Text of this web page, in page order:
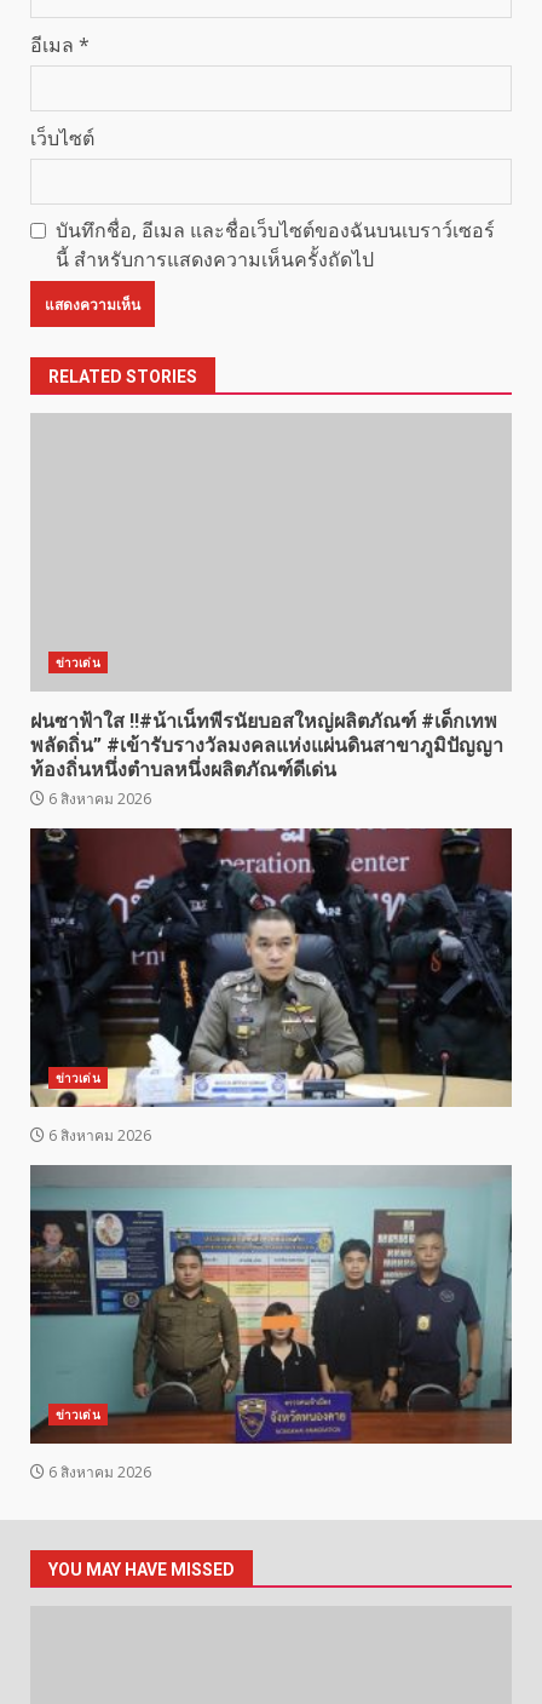
อีเมล *
เว็บไซต์
บันทึกชื่อ, อีเมล และชื่อเว็บไซต์ของฉันบนเบราว์เซอร์
นี้ สำหรับการแสดงความเห็นครั้งถัดไป
RELATED STORIES
ข่าวเด่น
ฝนซาฟ้าใส !!#น้าเน็ทพีรนัยบอสใหญ่ผลิตภัณฑ์ #เด็กเทพ
พลัดถิ่น” #เข้ารับรางวัลมงคลแห่งแผ่นดินสาขาภูมิปัญญา
ท้องถิ่นหนึ่งตำบลหนึ่งผลิตภัณฑ์ดีเด่น
6 สิงหาคม 2026
ข่าวเด่น
6 สิงหาคม 2026
ข่าวเด่น
6 สิงหาคม 2026
YOU MAY HAVE MISSED